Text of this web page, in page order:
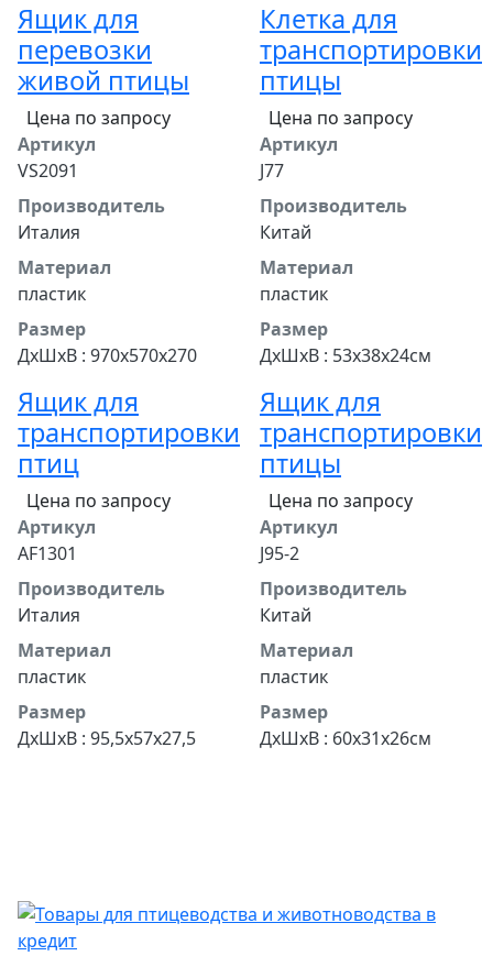
Ящик для
перевозки
живой птицы
Цена по запросу
Артикул
VS2091
Производитель
Италия
Материал
пластик
Размер
ДхШхВ : 970х570х270
Клетка для
транспортировки
птицы
Цена по запросу
Артикул
J77
Производитель
Китай
Материал
пластик
Размер
ДхШхВ : 53х38х24см
Ящик для
транспортировки
птиц
Цена по запросу
Артикул
AF1301
Производитель
Италия
Материал
пластик
Размер
ДхШхВ : 95,5х57х27,5
Ящик для
транспортировки
птицы
Цена по запросу
Артикул
J95-2
Производитель
Китай
Материал
пластик
Размер
ДхШхВ : 60х31х26см